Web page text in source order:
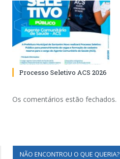
Processo Seletivo ACS 2026
Os comentários estão fechados.
NÃO ENCONTROU O QUE QUERIA?